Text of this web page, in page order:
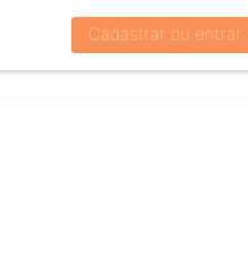
Cadastrar ou entrar